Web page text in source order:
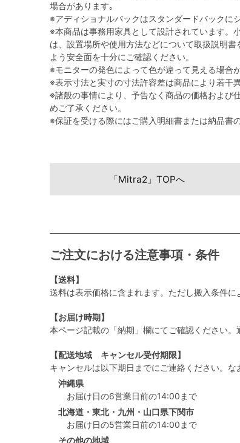
場合があります｡
※アディショナルバックはスタンダードバックに
※本商品は事務用家具として設計されています。
は、設置場所や使用方法などについて取扱説明
よう安全面を十分にご確認ください。
※モニターの発色によって色が違って見える場合が
※表示寸法と実寸の寸法許容差は商品により若干異
※諸般の事情により、予告なく商品の価格および
めご了承ください。
※保証を受ける際にはご購入明細書または納品書
「Mitra2」TOPへ
ご注文における注意事項・条件
【送料】
送料は表示価格に含まれます。ただし搬入条件
【お届け時期】
本ページ記載の「納期」欄にてご確認ください
【配送地域 キャンセル受付期限】
キャンセルは以下期日までにご連絡ください。
沖縄県
お届け日の6営業日前の14:00まで
北海道・東北・九州・山口県下関市
お届け日の5営業日前の14:00まで
その他の地域